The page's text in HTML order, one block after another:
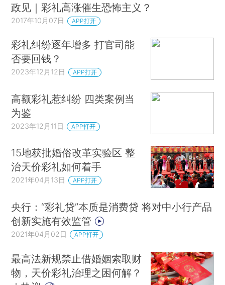
政见｜彩礼高涨催生恐怖主义？
2017年10月07日 APP打开
彩礼纠纷逐年增多 打官司能
否要回钱？
2023年12月12日 APP打开
高额彩礼惹纠纷 四类案例当
为鉴
2023年12月11日 APP打开
15地获批婚俗改革实验区 整
治天价彩礼如何着手
2021年04月13日 APP打开
央行：“彩礼贷”本质是消费贷 将对中小行产品
创新实施有效监管
2021年04月02日 APP打开
最高法新规禁止借婚姻索取财
物，天价彩礼治理之困何解？